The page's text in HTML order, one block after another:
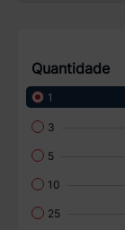
Quantidade
1
3
5
10
25